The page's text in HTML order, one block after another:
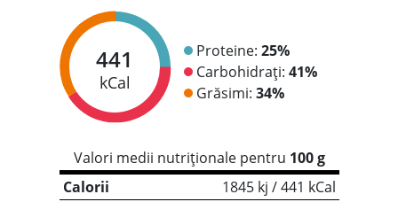
441
kCal
Proteine: 25%
Carbohidrați: 41%
Grăsimi: 34%
Valori medii nutriționale pentru 100 g
Calorii
1845 kj / 441 kCal